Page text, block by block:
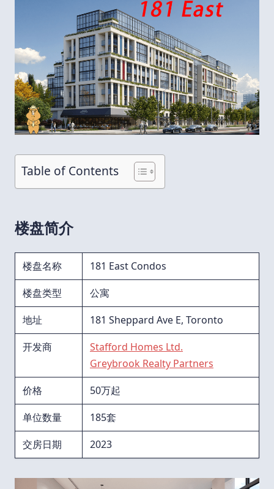
Table of Contents
楼盘简介
楼盘名称
181 East Condos
楼盘类型
公寓
地址
181 Sheppard Ave E, Toronto
开发商
Stafford Homes Ltd.
Greybrook Realty Partners
价格
50万起
单位数量
185套
交房日期
2023